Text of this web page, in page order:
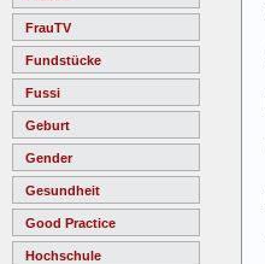
FrauTV
Fundstücke
Fussi
Geburt
Gender
Gesundheit
Good Practice
Hochschule